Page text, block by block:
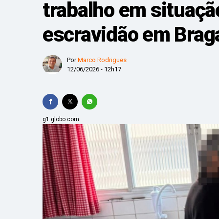
Ciclone bomba
Sala de Concerto,
Polícia Federal
Ciclone
trabalho em
escravidão em
PorMarco Rodrigues
12/06/2026 - 12h17
g1.globo.com